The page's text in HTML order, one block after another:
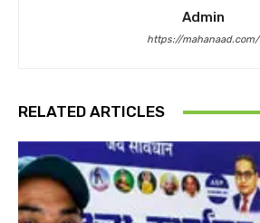
Admin
https://mahanaad.com/
RELATED ARTICLES